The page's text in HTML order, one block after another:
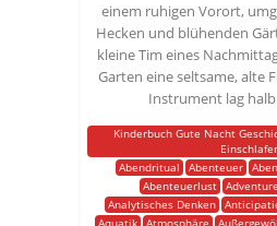
einem ruhigen Vorort,
Hecken und blühenden
kleine Tim eines
Garten eine seltsame, alte
Instrument lag
Kinderbuch Gute Nacht
Abendritual
Abenteuer
Abenteuerlust
Adventure
Analytisches Denken
Aquatik Atmosphäre